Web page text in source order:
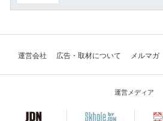
運営会社 広告・取材について メルマガ
運営メディア